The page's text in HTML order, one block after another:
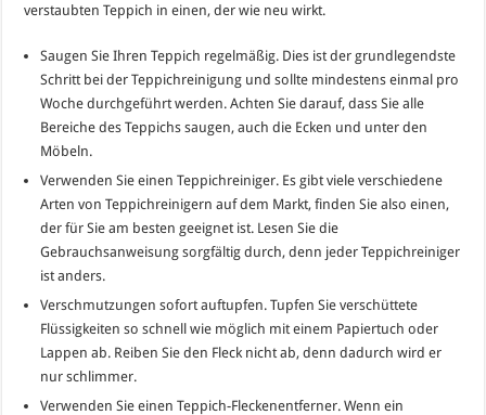
verstaubten Teppich in einen, der wie neu wirkt.
Saugen Sie Ihren Teppich regelmäßig. Dies ist der grundlegendste
Schritt bei der Teppichreinigung und sollte mindestens einmal pro
Woche durchgeführt werden. Achten Sie darauf, dass Sie alle
Bereiche des Teppichs saugen, auch die Ecken und unter den
Möbeln.
Verwenden Sie einen Teppichreiniger. Es gibt viele verschiedene
Arten von Teppichreinigern auf dem Markt, finden Sie also einen,
der für Sie am besten geeignet ist. Lesen Sie die
Gebrauchsanweisung sorgfältig durch, denn jeder Teppichreiniger
ist anders.
Verschmutzungen sofort auftupfen. Tupfen Sie verschüttete
Flüssigkeiten so schnell wie möglich mit einem Papiertuch oder
Lappen ab. Reiben Sie den Fleck nicht ab, denn dadurch wird er
nur schlimmer.
Verwenden Sie einen Teppich-Fleckenentferner. Wenn ein